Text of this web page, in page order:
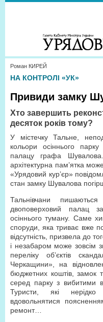
Роман КИРЕЙ
НА КОНТРОЛІ «УК»
Привиди замку
Хто завершить
десяток років тому?
У містечку Тальне,
кольори осіннього парку
палацу графа Шувалова.
архітектурна пам’ятка
«Урядовий кур’єр»
стан замку Шувалова
Тальнівчани
двоповерховий палац
осіннього туману. Саме
споруди, яка триває вже
відсутність, призвела до
і незабаром може зовсім
переліку об’єктів
Черкащини», на
бюджетних коштів, замок
серед парку з вибитими
Туристи, які
вдовольнятися
ремонт…